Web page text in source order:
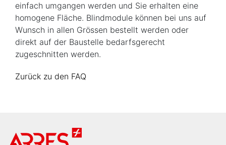
einfach umgangen werden und Sie erhalten eine
homogene Fläche. Blindmodule können bei uns auf
Wunsch in allen Grössen bestellt werden oder
direkt auf der Baustelle bedarfsgerecht
zugeschnitten werden.
Zurück zu den FAQ